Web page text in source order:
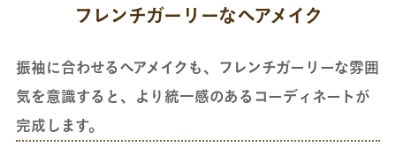
フレンチガーリーなヘアメイク
振袖に合わせるヘアメイクも、フレンチガーリーな雰囲
気を意識すると、より統一感のあるコーディネートが
完成します。